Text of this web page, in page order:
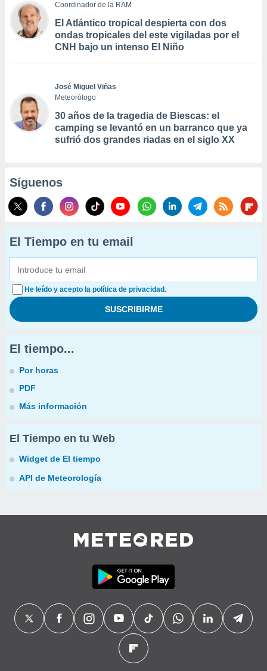
Coordinador de la RAM
El Atlántico tropical despierta con dos
ondas tropicales del este vigiladas por el
CNH bajo un intenso El Niño
José Miguel Viñas
Meteorólogo
30 años de la tragedia de Biescas: el
camping se levantó en un barranco que ya
sufrió dos grandes riadas en el siglo XX
Síguenos
El Tiempo en tu email
He leído y acepto la política de privacidad.
El tiempo...
Por horas
PDF
Más información
El Tiempo en tu Web
Widget de El tiempo
API de Meteorología